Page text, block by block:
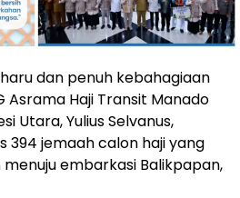
dan penuh kebahagiaan
Asrama Haji Transit Manado
Utara, Yulius Selvanus,
394 jemaah calon haji yang
embarkasi Balikpapan,